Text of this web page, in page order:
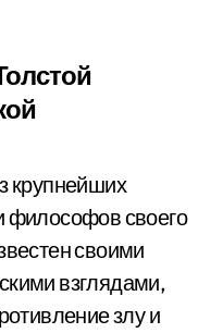
крупнейших
философов своего
своими
взглядами,
злу и